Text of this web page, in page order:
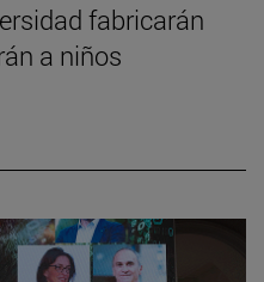
fabricarán
a niños